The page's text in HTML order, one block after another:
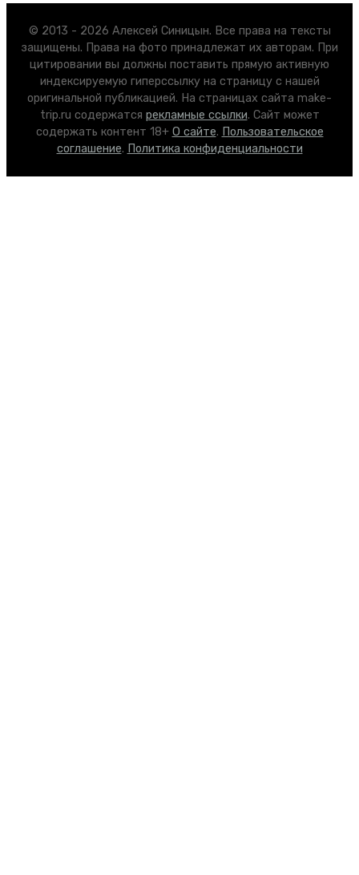
© 2013 - 2026 Алексей Синицын. Все права на тексты
защищены. Права на фото принадлежат их авторам. При
цитировании вы должны поставить прямую активную
индексируемую гиперссылку на страницу с нашей
оригинальной публикацией. На страницах сайта make-
trip.ru содержатся рекламные ссылки. Сайт может
содержать контент 18+ О сайте. Пользовательское
соглашение. Политика конфиденциальности